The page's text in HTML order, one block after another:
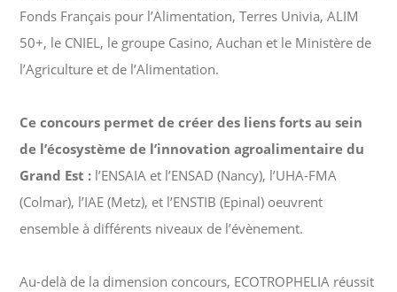
Fonds Français pour l’Alimentation, Terres Univia, ALIM
50+, le CNIEL, le groupe Casino, Auchan et le Ministère de
l’Agriculture et de l’Alimentation.
Ce concours permet de créer des liens forts au sein
de l’écosystème de l’innovation agroalimentaire du
Grand Est : l’ENSAIA et l’ENSAD (Nancy), l’UHA-FMA
(Colmar), l’IAE (Metz), et l’ENSTIB (Epinal) oeuvrent
ensemble à différents niveaux de l’évènement.
Au-delà de la dimension concours, ECOTROPHELIA réussit